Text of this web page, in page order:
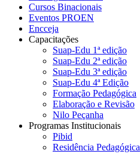
Cursos Binacionais
Eventos PROEN
Encceja
Capacitações
Suap-Edu 1ª edição
Suap-Edu 2ª edição
Suap-Edu 3ª edição
Suap-Edu 4ª Edição
Formação Pedagógica
Elaboração e Revisão
Nilo Peçanha
Programas Institucionais
Pibid
Residência Pedagógica